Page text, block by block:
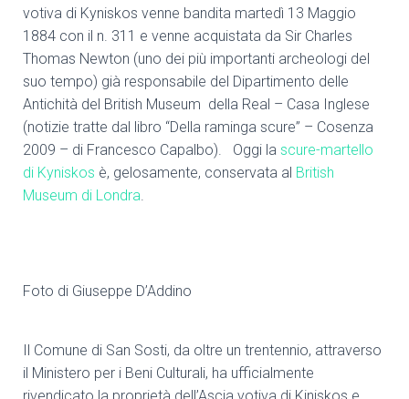
votiva di Kyniskos venne bandita martedì 13 Maggio
1884 con il n. 311 e venne acquistata da Sir Charles
Thomas Newton (uno dei più importanti archeologi del
suo tempo) già responsabile del Dipartimento delle
Antichità del British Museum della Real – Casa Inglese
(notizie tratte dal libro “Della raminga scure” – Cosenza
2009 – di Francesco Capalbo). Oggi la scure-martello
di Kyniskos è, gelosamente, conservata al British
Museum di Londra.
Foto di Giuseppe D’Addino
Il Comune di San Sosti, da oltre un trentennio, attraverso
il Ministero per i Beni Culturali, ha ufficialmente